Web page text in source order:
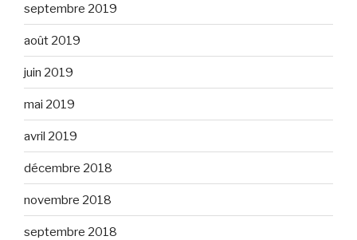
septembre 2019
août 2019
juin 2019
mai 2019
avril 2019
décembre 2018
novembre 2018
septembre 2018